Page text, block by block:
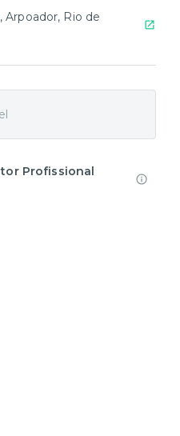
Arpoador, Rio de
Profissional